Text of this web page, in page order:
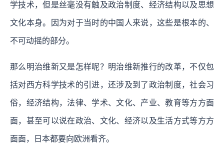
学技术，但是丝毫没有触及政治制度、经济结构以及思想
文化本身。因为对于当时的中国人来说，这些是根本的、
不可动摇的部分。
那么明治维新又是怎样呢？明治维新推行的改革，不仅包
括对西方科学技术的引进，还涉及到了政治制度，社会习
俗，经济结构，法律、学术、文化、产业、教育等方方面
面，甚至可以说在政治、文化、经济以及生活方式等方方
面面，日本都要向欧洲看齐。